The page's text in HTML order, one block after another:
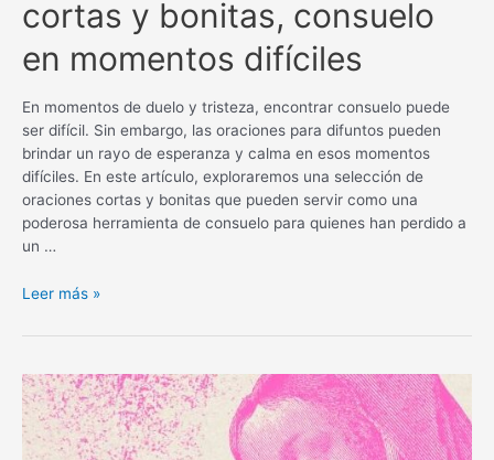
cortas y bonitas, consuelo
en momentos difíciles
En momentos de duelo y tristeza, encontrar consuelo puede
ser difícil. Sin embargo, las oraciones para difuntos pueden
brindar un rayo de esperanza y calma en esos momentos
difíciles. En este artículo, exploraremos una selección de
oraciones cortas y bonitas que pueden servir como una
poderosa herramienta de consuelo para quienes han perdido a
un …
Oraciones
difuntos:
y
bonitas,
consuelo
en
Leer más »